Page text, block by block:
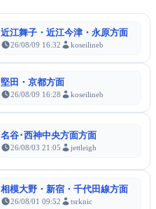
近江舞子・近江今津・永原方面
26/08/09 16:32 koseilineb
堅田・京都方面
26/08/09 16:28 koseilineb
名谷･西神中央方面方面
26/08/03 21:05 jettleigh
相模大野・新宿・千代田線方面
26/08/01 09:52 tsrknic